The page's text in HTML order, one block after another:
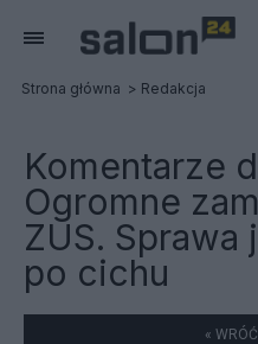
Strona główna Redakcja
Komentarze
Ogromne
ZUS. Sprawa
po cichu
«